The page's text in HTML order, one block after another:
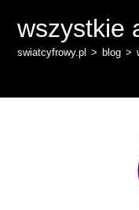
wszystkie
swiatcyfrowy.pl > blog >